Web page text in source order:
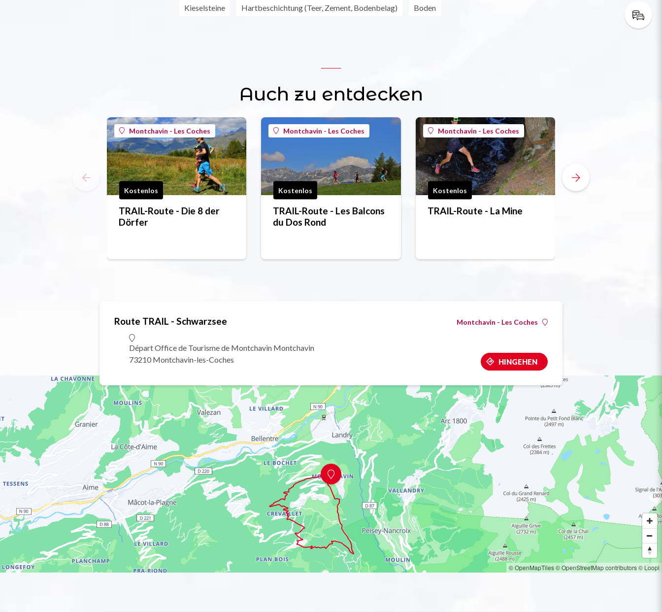
Kieselsteine
Hartbeschichtung (Teer, Zement, Bodenbelag) Boden
Auch zu entdecken
Montchavin - Les Coches
Kostenlos
TRAIL-Route - Die 8 der
Dörfer
Montchavin - Les Coches
Kostenlos
TRAIL-Route - Les Balcons
du Dos Rond
Montchavin - Les Coches
Kostenlos
TRAIL-Route - La Mine
Route TRAIL - Schwarzsee
Départ Office de Tourisme de Montchavin Montchavin
73210 Montchavin-les-Coches
Montchavin - Les Coches
HINGEHEN
© OpenMapTiles© OpenStreetMap contributors© Loopi